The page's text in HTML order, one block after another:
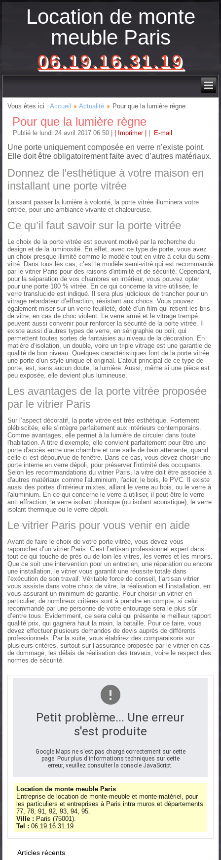
Location de monte
meuble Paris
06.19.16.31.19
Vous êtes ici :Accueil Actualité Pour que la lumière règne
Pour que la lumière règne
Publié le lundi 24 avril 2017 06:50 | Imprimer | E-mail
Une porte uniquement composée en verre n’existe point.
Elle doit être obligatoirement faite avec d’autres matériaux.
Donnez de l'esthétique à votre maison en
installant une porte vitrée
Laissant passer la lumière à volonté, la porte vitrée illuminera votre
entrée, pour une ambiance vivante et chaleureuse.
Ce qu’il faut savoir sur la porte vitrée
Le choix de la porte vitrée est souvent motivé par la recherche du
design et de la luminosité. En effet, avec ce type de porte, vous avez
un choix presque illimité comme le modèle tout en vitre à celui du semi-
vitré. Dans tous les cas, c’est le modèle semi-vitré qui est recommandé
par le vitrier Paris pour des raisons d'intimité et de sécurité. Cependant,
pour la séparation de vos chambres en intérieur, vous pouvez opter
pour une porte 100 % vitrée. En ce qui concerne la vitre utilisée, le
verre translucide est indiqué. Il sera plus judicieux de trancher pour un
vitrage retardateur d’effraction, résistant aux chocs. Vous pouvez
également miser sur un verre feuilleté, doté d’un film qui retient les bris
de vitre, en cas de choc violent. Le verre armé et le vitrage trempé
peuvent aussi convenir pour renforcer la sécurité de la porte vitrée. Il
existe aussi d’autres types de verre, en sérigraphie ou poli, qui
permettent toutes sortes de fantaisies au niveau de la décoration. En
matière d’isolation, un double, voire un triple vitrage est une garantie de
qualité de bon niveau. Quelques caractéristiques font de la porte vitrée
une porte d’un style unique et original. L’atout principal de ce type de
porte, est, sans aucun doute, la lumière. Aussi, même si une pièce est
peu exposée, elle devient plus lumineuse.
Les avantages de la porte vitrée proposée
par le vitrier Paris
Sur l’aspect décoratif, la porte vitrée est très esthétique. Fortement
plébiscitée, elle s'intègre parfaitement aux intérieurs contemporains.
Comme avantages, elle permet à la lumière de circuler dans toute
l'habitation. A titre d’exemple, elle convient parfaitement pour être une
porte d'accès entre une chambre et une salle de bain attenante, quand
celle-ci est dépourvue de fenêtre. Dans ce cas, vous devez choisir une
porte interne en verre dépoli, pour préserver l'intimité des occupants.
Selon les recommandations du vitrier Paris, la vitre doit être associée à
d'autres matériaux comme l'aluminium, l'acier, le bois, le PVC. Il existe
aussi des portes d'intérieur mixtes, alliant le verre au bois, ou le verre à
l'aluminium. En ce qui concerne le verre à utiliser, il peut être le verre
anti effraction, le verre isolant phonique (ou isolant acoustique), le verre
isolant thermique ou le verre dépoli.
Le vitrier Paris pour vous venir en aide
Avant de faire le choix de votre porte vitrée, vous devez vous
rapprocher d’un vitrier Paris. C’est l’artisan professionnel expert dans
tout ce qui touche de près ou de loin les vitres, les verres et les miroirs.
Que ce soit une intervention pour un entretien, une réparation ou encore
une installation, le vitrier vous garantit une réussite totale dans
l’exécution de son travail. Véritable force de conseil, l’artisan vitrier
vous assiste dans votre choix de vitre, la réalisation et l’installation, en
vous assurant un minimum de garantie. Pour choisir un vitrier en
particulier, de nombreux critères sont à prendre en compte, si celui
recommandé par une personne de votre entourage sera le plus sûr
d’entre tous. Evidemment, ce sera celui qui présente le meilleur rapport
qualité prix, qui gagnera haut la main, la bataille. Pour ce faire, vous
devez effectuer plusieurs demandes de devis auprès de différents
professionnels. Par la suite, vous établirez des comparaisons sur
plusieurs critères, surtout sur l’assurance proposée par le vitrier en cas
de dommage, les délais de réalisation des travaux, voire le respect des
normes de sécurité.
Petit problème... Une erreur
s'est produite
Google Maps ne s'est pas chargé correctement sur cette
page. Pour plus d'informations techniques sur cette
erreur, veuillez consulter la console JavaScript.
Location de monte meuble Paris
Entreprise de location de monte-meuble et monte-matériel, pour
les particuliers et entreprises à Paris intra muros et départements
77, 78, 91, 92, 93, 94, 95.
Ville : Paris (75001).
Tel :06.19.16.31.19
Articles récents